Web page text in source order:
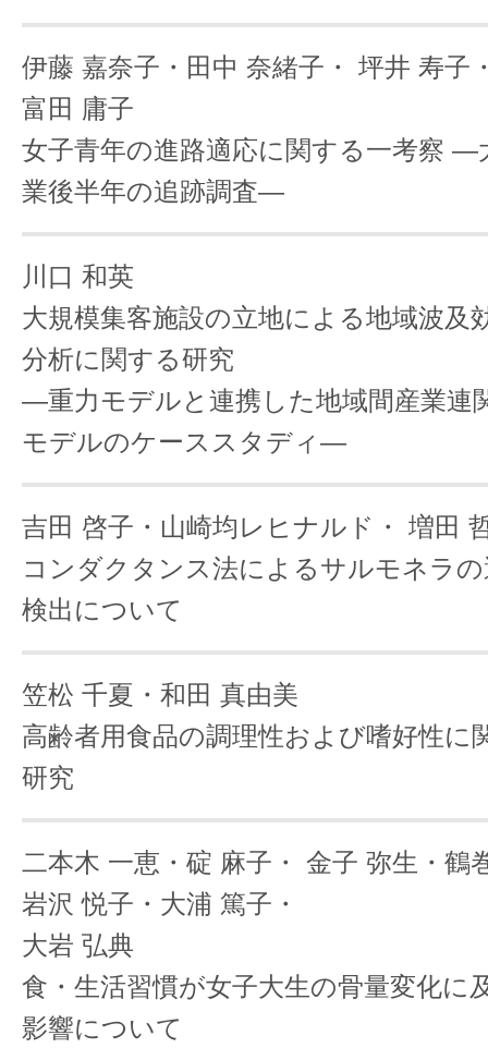
伊藤 嘉奈子・田中 奈緒子・ 坪井 寿子
富田 庸子
女子青年の進路適応に関する一考察 ―
業後半年の追跡調査―
川口 和英
大規模集客施設の立地による地域波及
分析に関する研究
―重力モデルと連携した地域間産業連
モデルのケーススタディ―
吉田 啓子・山崎均レヒナルド・ 増田
コンダクタンス法によるサルモネラ
検出について
笠松 千夏・和田 真由美
高齢者用食品の調理性および嗜好性に
研究
二本木 一恵・碇 麻子・ 金子 弥生・鶴
岩沢 悦子・大浦 篤子・
大岩 弘典
食・生活習慣が女子大生の骨量変化に
影響について